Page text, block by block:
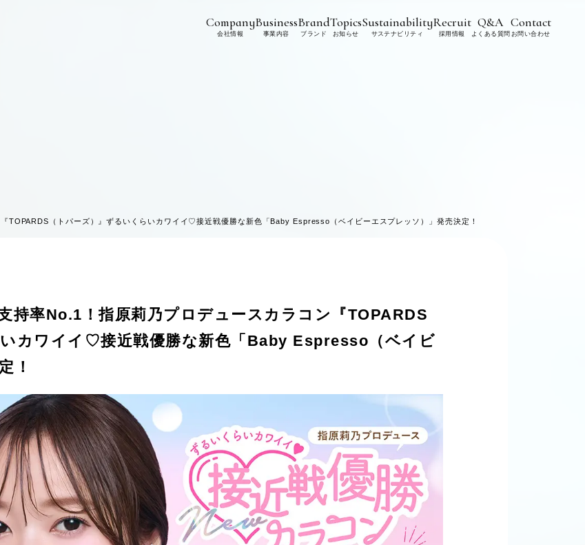
Company
会社情報
Business
事業内容
Brand
ブランド
Topics
お知らせ
Sustainability
サステナビリティ
Recruit
採用情報
Q&A
よくある質問
Contact
お問い合わせ
TOPARDS（トパーズ）』ずるいくらいカワイイ♡接近戦優勝な新色「Baby Espresso（ベイビーエスプレッソ）」発売決定！
持率No.1！指原莉乃プロデュースカラコン『TOPARDS
いカワイイ♡接近戦優勝な新色「Baby Espresso（ベイビ
！